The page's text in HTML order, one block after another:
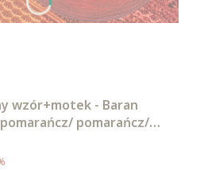
- Baran
czerwień/ burgund/